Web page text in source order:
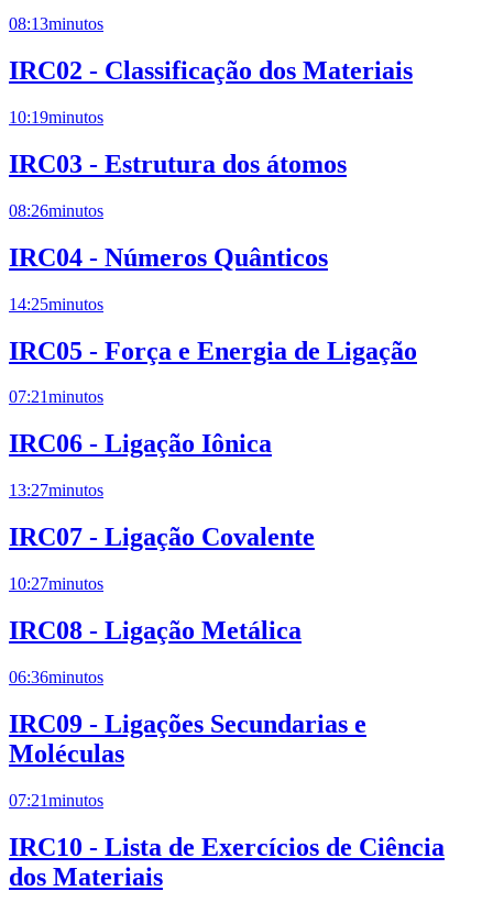
08:13minutos
IRC02 - Classificação dos Materiais
10:19minutos
IRC03 - Estrutura dos átomos
08:26minutos
IRC04 - Números Quânticos
14:25minutos
IRC05 - Força e Energia de Ligação
07:21minutos
IRC06 - Ligação Iônica
13:27minutos
IRC07 - Ligação Covalente
10:27minutos
IRC08 - Ligação Metálica
06:36minutos
IRC09 - Ligações Secundarias e
Moléculas
07:21minutos
IRC10 - Lista de Exercícios de Ciência
dos Materiais